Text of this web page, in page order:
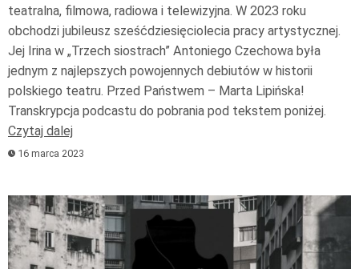
teatralna, filmowa, radiowa i telewizyjna. W 2023 roku
obchodzi jubileusz sześćdziesięciolecia pracy artystycznej.
Jej Irina w „Trzech siostrach” Antoniego Czechowa była
jednym z najlepszych powojennych debiutów w historii
polskiego teatru. Przed Państwem – Marta Lipińska!
Transkrypcja podcastu do pobrania pod tekstem poniżej.
Czytaj dalej
16 marca 2023
Odtwarzacz
plików
dźwiękowych